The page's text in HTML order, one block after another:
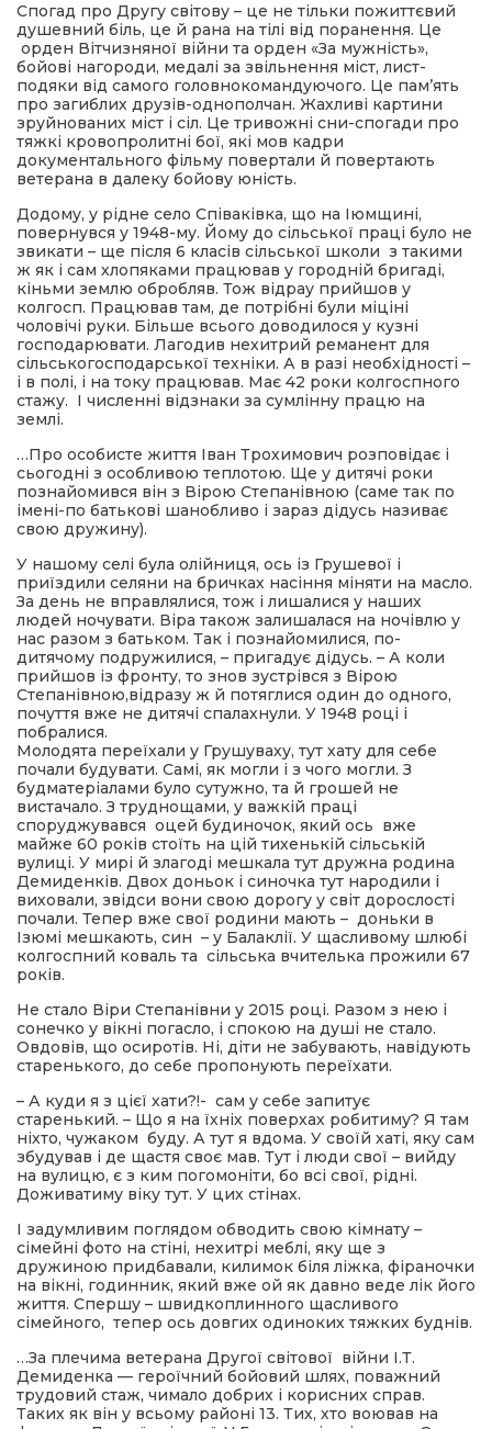
Спогад про Другу світову – це не тільки пожиттєвий
душевний біль, це й рана на тілі від поранення. Це
орден Вітчизняної війни та орден «За мужність»,
бойові нагороди, медалі за звільнення міст, лист-
подяки від самого головнокомандуючого. Це пам’ять
про загиблих друзів-однополчан. Жахливі картини
зруйнованих міст і сіл. Це тривожні сни-спогади про
тяжкі кровопролитні бої, які мов кадри
документального фільму повертали й повертають
ветерана в далеку бойову юність.
Додому, у рідне село Співаківка, що на Іюмщині,
повернувся у 1948-му. Йому до сільської праці було не
звикати – ще після 6 класів сільської школи з такими
ж як і сам хлопяками працював у городній бригаді,
кіньми землю обробляв. Тож відрау прийшов у
колгосп. Працював там, де потрібні були міціні
чоловічі руки. Більше всього доводилося у кузні
господарювати. Лагодив нехитрий реманент для
сільськогосподарської техніки. А в разі необхідності –
і в полі, і на току працював. Має 42 роки колгоспного
стажу. І численні відзнаки за сумлінну працю на
землі.
…Про особисте життя Іван Трохимович розповідає і
сьогодні з особливою теплотою. Ще у дитячі роки
познайомився він з Вірою Степанівною (саме так по
імені-по батькові шанобливо і зараз дідусь називає
свою дружину).
У нашому селі була олійниця, ось із Грушевої і
приїздили селяни на бричках насіння міняти на масло.
За день не вправлялися, тож і лишалися у наших
людей ночувати. Віра також залишалася на ночівлю у
нас разом з батьком. Так і познайомилися, по-
дитячому подружилися, – пригадує дідусь. – А коли
прийшов із фронту, то знов зустрівся з Вірою
Степанівною,відразу ж й потяглися один до одного,
почуття вже не дитячі спалахнули. У 1948 році і
побралися.
Молодята переїхали у Грушуваху, тут хату для себе
почали будувати. Самі, як могли і з чого могли. З
будматеріалами було сутужно, та й грошей не
вистачало. З труднощами, у важкій праці
споруджувався оцей будиночок, який ось вже
майже 60 років стоїть на цій тихенькій сільській
вулиці. У мирі й злагоді мешкала тут дружна родина
Демиденків. Двох доньок і синочка тут народили і
виховали, звідси вони свою дорогу у світ дорослості
почали. Тепер вже свої родини мають – доньки в
Ізюмі мешкають, син – у Балаклії. У щасливому шлюбі
колгоспний коваль та сільська вчителька прожили 67
років.
Не стало Віри Степанівни у 2015 році. Разом з нею і
сонечко у вікні погасло, і спокою на душі не стало.
Овдовів, що осиротів. Ні, діти не забувають, навідують
старенького, до себе пропонують переїхати.
– А куди я з цієї хати?!- сам у себе запитує
старенький. – Що я на їхніх поверхах робитиму? Я там
ніхто, чужаком буду. А тут я вдома. У своїй хаті, яку сам
збудував і де щастя своє мав. Тут і люди свої – вийду
на вулицю, є з ким погомоніти, бо всі свої, рідні.
Доживатиму віку тут. У цих стінах.
І задумливим поглядом обводить свою кімнату –
сімейні фото на стіні, нехитрі меблі, яку ще з
дружиною придбавали, килимок біля ліжка, фіраночки
на вікні, годинник, який вже ой як давно веде лік його
життя. Спершу – швидкоплинного щасливого
сімейного, тепер ось довгих одиноких тяжких буднів.
…За плечима ветерана Другої світової війни І.Т.
Демиденка — героїчний бойовий шлях, поважний
трудовий стаж, чимало добрих і корисних справ.
Таких як він у всьому районі 13. Тих, хто воював на